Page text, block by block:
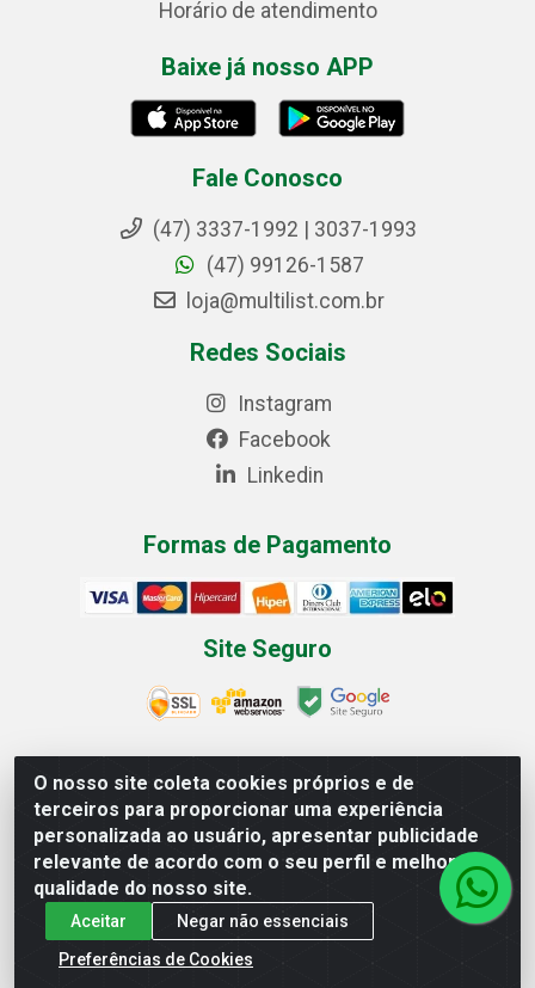
O nosso site coleta cookies próprios e de
terceiros para proporcionar uma experiência
personalizada ao usuário, apresentar publicidade
relevante de acordo com o seu perfil e melhorar a
qualidade do nosso site.
Aceitar
Negar não essenciais
Preferências de Cookies
Horário de atendimento
Baixe já nosso APP
Fale Conosco
(47) 3337-1992 | 3037-1993
(47) 99126-1587
loja@multilist.com.br
Redes Sociais
Instagram
Facebook
Linkedin
Formas de Pagamento
Site Seguro
Multilist Distribuidora de Cosméticos LTDA - Rua Anfilóquio
Nunes Pires, 4785 - Bela Vista, Gaspar/SC - CEP 89.111-081 -
CNPJ 07.597.795/0001-06